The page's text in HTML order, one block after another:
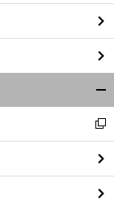
閉
る
新
し
い
ウ
ィ